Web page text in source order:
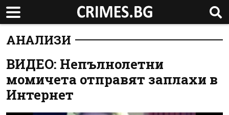
АНАЛИЗИ
ВИДЕО: Непълнолетни
момичета отправят заплахи в
Интернет